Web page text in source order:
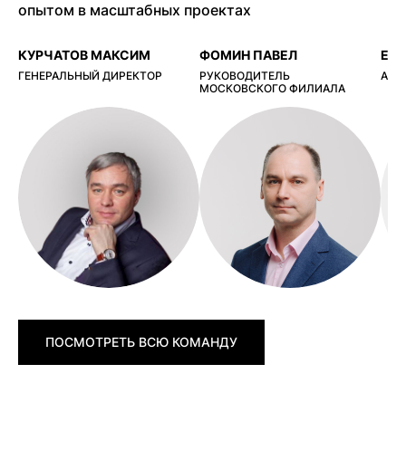
опытом в масштабных проектах
КУРЧАТОВ МАКСИМ
ГЕНЕРАЛЬНЫЙ ДИРЕКТОР
ФОМИН ПАВЕЛ
РУКОВОДИТЕЛЬ
МОСКОВСКОГО ФИЛИАЛА
ПОСМОТРЕТЬ ВСЮ КОМАНДУ